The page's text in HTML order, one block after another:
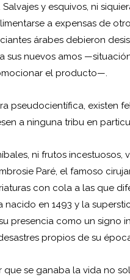
Salvajes y esquivos, ni
a expensas de
árabes debieron
sus nuevos amos
el producto—.
pseudocientífica, existen
a ninguna tribu en
ni frutos
Paré, el famoso
con cola a las que
nacido en 1493 y la
presencia como un signo
propios de su
que se ganaba la vida no